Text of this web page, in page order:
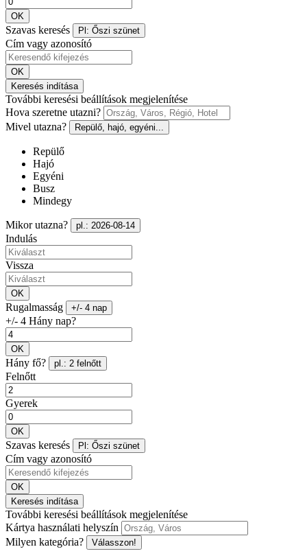
OK
Szavas keresés Pl: Őszi szünet
Cím vagy azonosító
OK
Keresés indítása
További keresési beállítások megjelenítése
Hova szeretne utazni?
Mivel utazna?
Repülő, hajó, egyéni...
Repülő
Hajó
Egyéni
Busz
Mindegy
Mikor utazna? pl.: 2026-08-14
Indulás
Vissza
OK
Rugalmasság +/- 4 nap
+/- 4 Hány nap?
OK
Hány fő? pl.: 2 felnőtt
Felnőtt
Gyerek
OK
Szavas keresés Pl: Őszi szünet
Cím vagy azonosító
OK
Keresés indítása
További keresési beállítások megjelenítése
Kártya használati helyszín
Milyen kategória?
Válasszon!